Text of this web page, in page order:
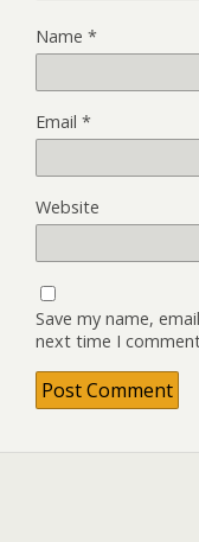
Name *
Email *
Website
Save my name,
next time I